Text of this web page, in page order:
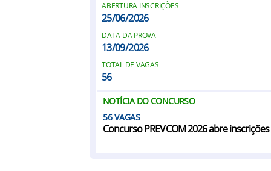
ABERTURA INSCRIÇÕES
25/06/2026
DATA DA PROVA
13/09/2026
TOTAL DE VAGAS
56
NOTÍCIA DO CONCURSO
56
Concurso PREVCOM 2026 abre inscrições